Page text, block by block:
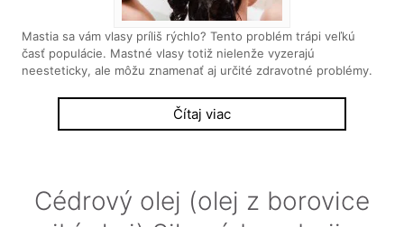
Mastia sa vám vlasy príliš rýchlo? Tento problém trápi veľkú
časť populácie. Mastné vlasy totiž nielenže vyzerajú
neesteticky, ale môžu znamenať aj určité zdravotné problémy.
Čítaj viac
Cédrový olej (olej z borovice